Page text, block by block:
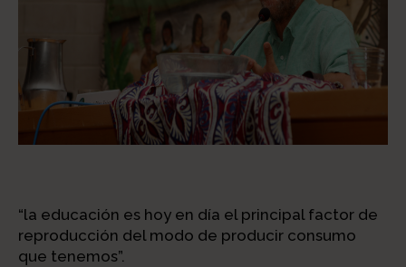
“la educación es hoy en día el principal factor de
reproducción del modo de producir consumo
que tenemos”.